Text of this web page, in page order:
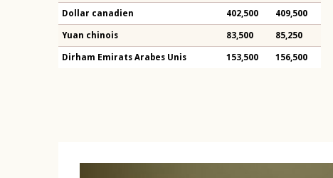
Dollar canadien 402,500 409,500
Yuan chinois 83,500 85,250
Dirham Emirats Arabes Unis 153,500 156,500